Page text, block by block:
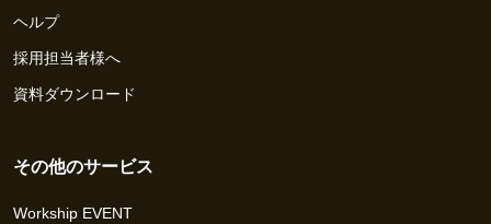
ヘルプ
採用担当者様へ
資料ダウンロード
その他のサービス
Workship EVENT